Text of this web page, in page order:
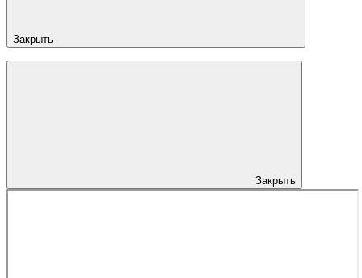
Закрыть
Закрыть